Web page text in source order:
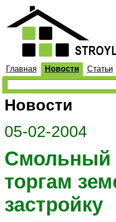
Главная Новости Статьи
Новости
05-02-2004
Смольный
торгам
застройку